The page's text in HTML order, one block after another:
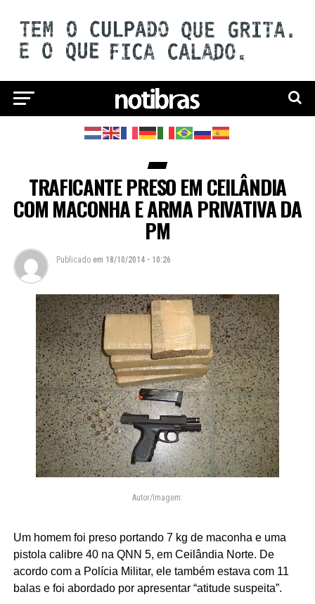
TRAFICANTE PRESO EM CEILÂNDIA
COM MACONHA E ARMA PRIVATIVA DA
PM
Publicado em 18/10/2014 - 10:26
Autor/Imagem:
Um homem foi preso portando 7 kg de maconha e uma
pistola calibre 40 na QNN 5, em Ceilândia Norte. De
acordo com a Polícia Militar, ele também estava com 11
balas e foi abordado por apresentar “atitude suspeita”.